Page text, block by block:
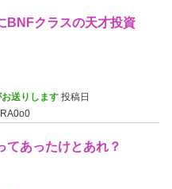
BNFクラスの天才投資
送りします 投稿日
てあったけとあれ？